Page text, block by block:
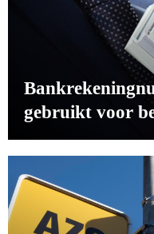
gebruikt voor